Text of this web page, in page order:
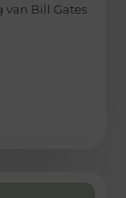
Bill Gates